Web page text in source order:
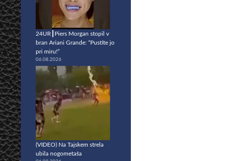
24UR┃Piers Morgan stopil v
bran Ariani Grande: “Pustite jo
pri miru!”
06.08.2026
(VIDEO) Na Tajskem strela
ubila nogometaša